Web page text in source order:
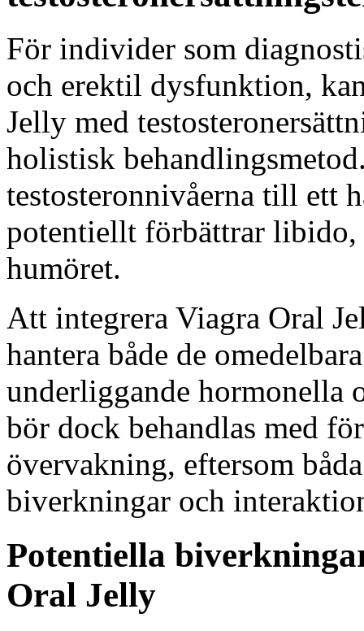
För individer som
och erektil dysfunktion,
Jelly med
holistisk
testosteronnivåerna till ett
potentiellt förbättrar libido,
humöret.
Att integrera Viagra Oral
hantera både de
underliggande hormonella
bör dock behandlas med
övervakning, eftersom
biverkningar och
Potentiella
Oral Jelly